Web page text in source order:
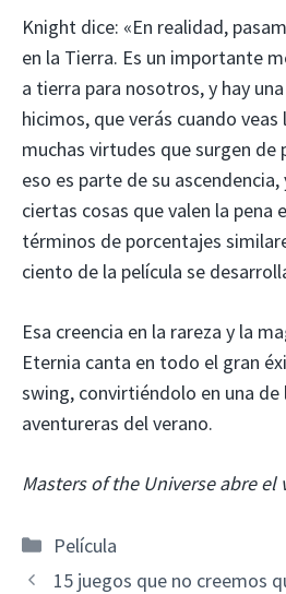
Knight dice: «En realidad,
en la Tierra. Es un importante
a tierra para nosotros, y hay
hicimos, que verás cuando veas
muchas virtudes que surgen de
eso es parte de su
ciertas cosas que valen la pena
términos de porcentajes
ciento de la película se
Esa creencia en la rareza y la
Eternia canta en todo el gran
swing, convirtiéndolo en una de
aventureras del verano.
Masters of the Universe abre el
Categorías
Película
15 juegos que no creemos